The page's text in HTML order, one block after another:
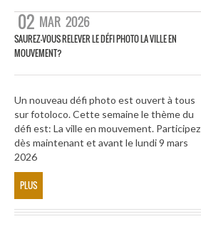
02 MAR 2026
SAUREZ-VOUS RELEVER LE DÉFI PHOTO LA VILLE EN
MOUVEMENT?
Un nouveau défi photo est ouvert à tous
sur fotoloco. Cette semaine le thème du
défi est: La ville en mouvement. Participez
dès maintenant et avant le lundi 9 mars
2026
PLUS